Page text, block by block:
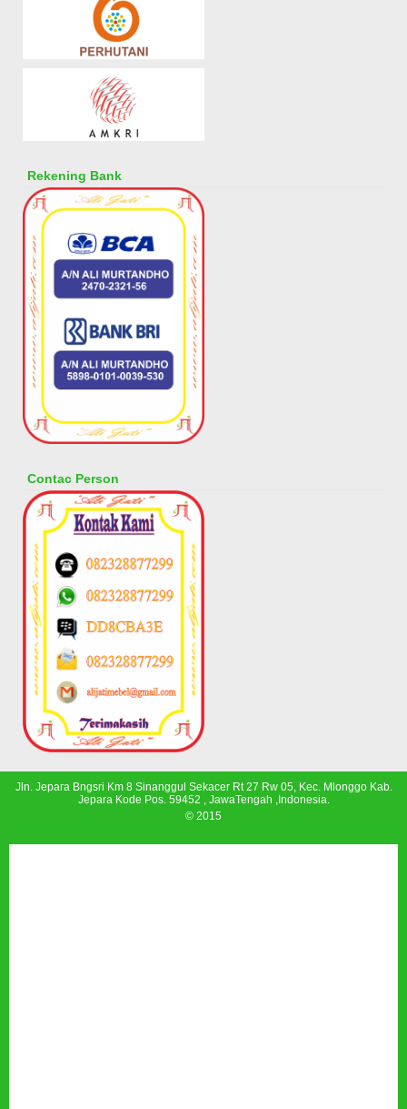
Rekening Bank
Contac Person
Jln. Jepara Bngsri Km 8 Sinanggul Sekacer Rt 27 Rw 05, Kec. Mlonggo Kab.
Jepara Kode Pos. 59452 , JawaTengah ,Indonesia.
© 2015